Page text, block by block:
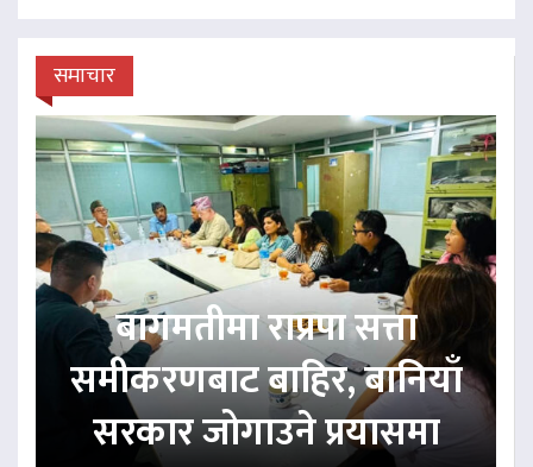
समाचार
बागमतीमा राप्रपा सत्ता
समीकरणबाट बाहिर, बानियाँ
सरकार जोगाउने प्रयासमा